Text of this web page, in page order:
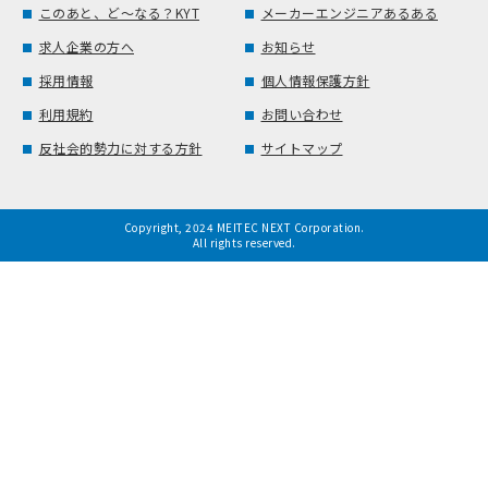
このあと、ど～なる？KYT
メーカーエンジニアあるある
求人企業の方へ
お知らせ
採用情報
個人情報保護方針
利用規約
お問い合わせ
反社会的勢力に対する方針
サイトマップ
Copyright, 2024 MEITEC NEXT Corporation.
All rights reserved.